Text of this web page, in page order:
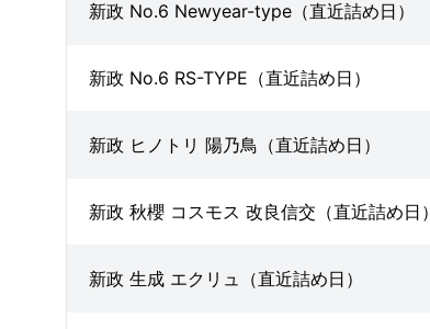
新政 No.6 Newyear-type（直近詰め日）
新政 No.6 RS-TYPE（直近詰め日）
新政 ヒノトリ 陽乃鳥（直近詰め日）
新政 秋櫻 コスモス 改良信交（直近詰め日）
新政 生成 エクリュ（直近詰め日）